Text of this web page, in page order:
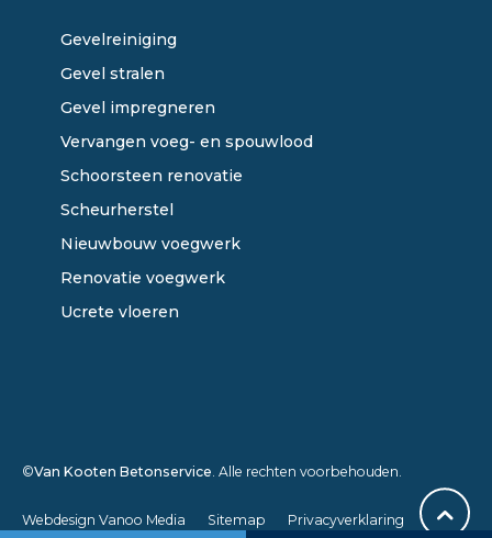
Gevelreiniging
Gevel stralen
Gevel impregneren
Vervangen voeg- en spouwlood
Schoorsteen renovatie
Scheurherstel
Nieuwbouw voegwerk
Renovatie voegwerk
Ucrete vloeren
©Van Kooten Betonservice. Alle rechten voorbehouden.
Webdesign Vanoo Media Sitemap Privacyverklaring